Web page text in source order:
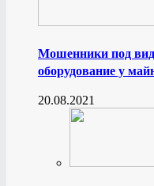
Мошенники под
оборудование у
20.08.2021